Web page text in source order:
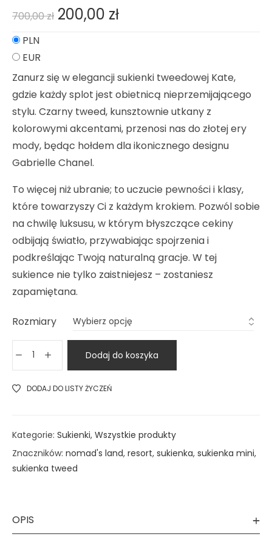
700,00zł 200,00 zł
PLN
EUR
Zanurz się w elegancji sukienki tweedowej Kate,
gdzie każdy splot jest obietnicą nieprzemijającego
stylu. Czarny tweed, kunsztownie utkany z
kolorowymi akcentami, przenosi nas do złotej ery
mody, będąc hołdem dla ikonicznego designu
Gabrielle Chanel.
To więcej niż ubranie; to uczucie pewności i klasy,
które towarzyszy Ci z każdym krokiem. Pozwól sobie
na chwilę luksusu, w którym błyszczące cekiny
odbijają światło, przywabiając spojrzenia i
podkreślając Twoją naturalną gracje. W tej
sukience nie tylko zaistniejesz – zostaniesz
zapamiętana.
Rozmiary
Dodaj do koszyka
DODAJ DO LISTY ŻYCZEŃ
Kategorie: Sukienki, Wszystkie produkty
Znaczników: nomad's land, resort, sukienka, sukienka mini,
sukienka tweed
OPIS